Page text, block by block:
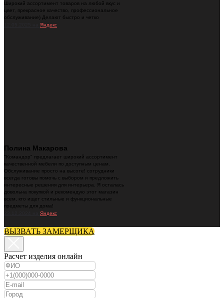
Широкий ассортимент товаров на любой вкус и
цвет, прекрасное качество, профессиональное
обслуживание) Делают быстро и четко
Яндекс
Полина Макарова
"Командор" предлагает широкий ассортимент
качественной мебели по доступным ценам.
Обслуживание просто на высоте! сотрудники
всегда готовы помочь с выбором и предложить
интересные решения для интерьера. Я осталась
довольна покупкой и рекомендую этот магазин
всем, кто ищет стильные и функциональные
предметы для дома!
Яндекс
ВЫЗВАТЬ ЗАМЕРЩИКА
Расчет изделия онлайн